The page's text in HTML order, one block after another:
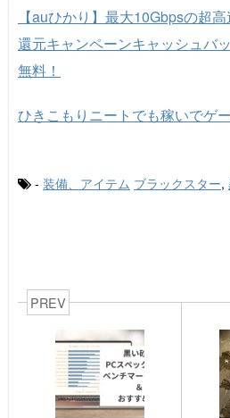
【auひかり】最大10Gbpsの超
還元キャンペーンキャッシュバ
無料！
ひきこもりニートでも稼いでゲ
- 装備、アイテム ブラックスター,
PREV